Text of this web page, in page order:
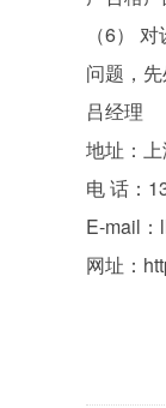
（6）
问题，
吕经理
地址：
电 话：
E-mail
网址：